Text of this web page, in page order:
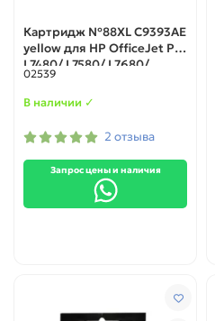
Картридж №88XL C9393AE
yellow для HP OfficeJet Pro
L7480/ L7580/ L7680/
L7780/ K5400/ K550 ОЕМ
02539
В наличии ✓
2 отзыва
Запрос цены и наличия